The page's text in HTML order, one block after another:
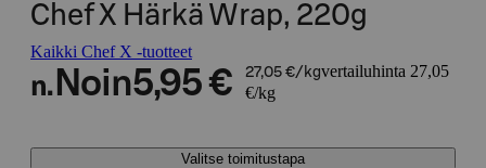
Chef X Härkä Wrap, 220g
Kaikki Chef X -tuotteet
n. Noin5,95 € 27,05 €/kgvertailuhinta 27,05
€/kg
Valitse toimitustapa